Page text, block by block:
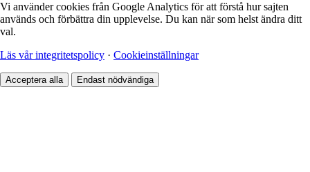
Vi använder cookies från Google Analytics för att förstå hur sajten
används och förbättra din upplevelse. Du kan när som helst ändra ditt
val.
Läs vår integritetspolicy · Cookieinställningar
Acceptera alla Endast nödvändiga